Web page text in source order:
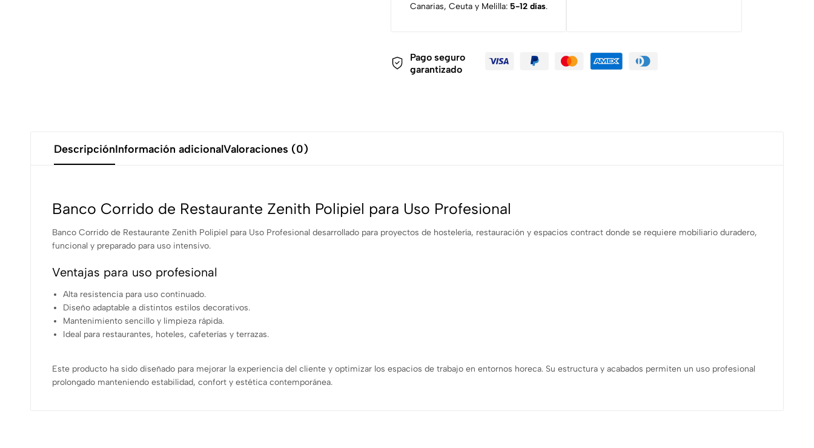
Canarias, Ceuta y Melilla: 5-12 días.
Pago seguro
garantizado
DescripciónInformación adicionalValoraciones (0)
Banco Corrido de Restaurante Zenith Polipiel para Uso Profesional
Banco Corrido de Restaurante Zenith Polipiel para Uso Profesional desarrollado para proyectos de hostelería, restauración y espacios contract donde se requiere mobiliario duradero,
funcional y preparado para uso intensivo.
Ventajas para uso profesional
Alta resistencia para uso continuado.
Diseño adaptable a distintos estilos decorativos.
Mantenimiento sencillo y limpieza rápida.
Ideal para restaurantes, hoteles, cafeterías y terrazas.
Este producto ha sido diseñado para mejorar la experiencia del cliente y optimizar los espacios de trabajo en entornos horeca. Su estructura y acabados permiten un uso profesional
prolongado manteniendo estabilidad, confort y estética contemporánea.